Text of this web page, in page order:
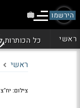
הירשמו
ראשי כל הכותרות
ראשי
צילום: יח"צ